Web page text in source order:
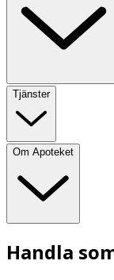
Tjänster
Om Apoteket
Handla